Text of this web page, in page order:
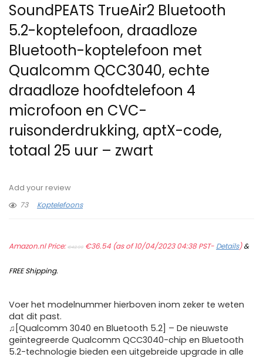
SoundPEATS TrueAir2 Bluetooth
5.2-koptelefoon, draadloze
Bluetooth-koptelefoon met
Qualcomm QCC3040, echte
draadloze hoofdtelefoon 4
microfoon en CVC-
ruisonderdrukking, aptX-code,
totaal 25 uur – zwart
Add your review
73
Koptelefoons
Amazon.nl Price:€42.99 price
€36.54price
(as of 10/04/2023 04:38 PST- Details)&
FREE Shipping.
Voer het modelnummer hierboven inom zeker te weten
dat dit past.
♫[Qualcomm 3040 en Bluetooth 5.2] – De nieuwste
geïntegreerde Qualcomm QCC3040-chip en Bluetooth
5.2-technologie bieden een uitgebreide upgrade in alle